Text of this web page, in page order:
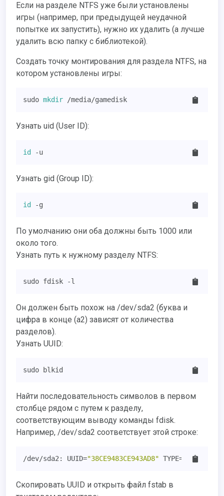
Если на разделе NTFS уже были установлены
игры (например, при предыдущей неудачной
попытке их запустить), нужно их удалить (а лучше
удалить всю папку с библиотекой).
Создать точку монтирования для раздела NTFS, на
котором установлены игры:
sudo mkdir /media/gamedisk
Узнать uid (User ID):
id -u
Узнать gid (Group ID):
id -g
По умолчанию они оба должны быть 1000 или
около того.
Узнать путь к нужному разделу NTFS:
sudo fdisk -l
Он должен быть похож на /dev/sda2 (буква и
цифра в конце (a2) зависят от количества
разделов).
Узнать UUID:
sudo blkid
Найти последовательность символов в первом
столбце рядом с путем к разделу,
соответствующим выводу команды fdisk.
Например, /dev/sda2 соответствует этой строке:
/dev/sda2: UUID="38CE9483CE943AD8" TYPE= "ntfs"
Скопировать UUID и открыть файл fstab в